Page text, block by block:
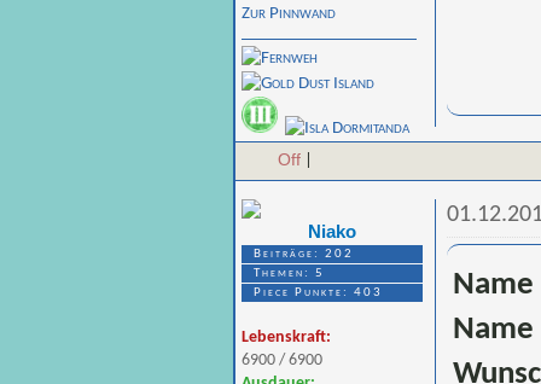
Zur Pinnwand
Off
Niako
Beiträge: 202
Themen: 5
Piece Punkte: 403
Lebenskraft:
6900 / 6900
Name
Name